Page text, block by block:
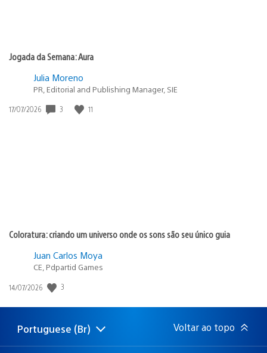
Jogada da Semana: Aura
Julia Moreno
PR, Editorial and Publishing Manager, SIE
Data
17/07/2026 3 11
Coloratura: criando um universo onde os sons são seu único guia
Juan Carlos Moya
CE, Pdpartid Games
Data
publicação:
14/07/2026 3
Selecione
Região
Portuguese (Br) Voltar ao topo